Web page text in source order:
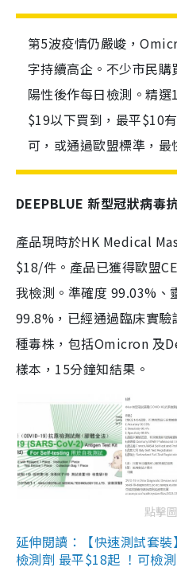
第5波疫情仍嚴峻，
字持續高企。不少市民
陽性後作每日檢測。精
$19以下買到，最平$10
可，或通過歐盟標準，最
DEEPBLUE 新型冠狀病毒
產品現時於HK Medical
$18/件。產品已獲得歐盟
我檢測。準確度 99.03%、
99.8%，已經通過臨床實
種毒株，包括Omicron 及
樣本，15分鐘知結果。
點擊
延伸閱讀：【快速測試套
檢測劑 最平$18起 ！可檢